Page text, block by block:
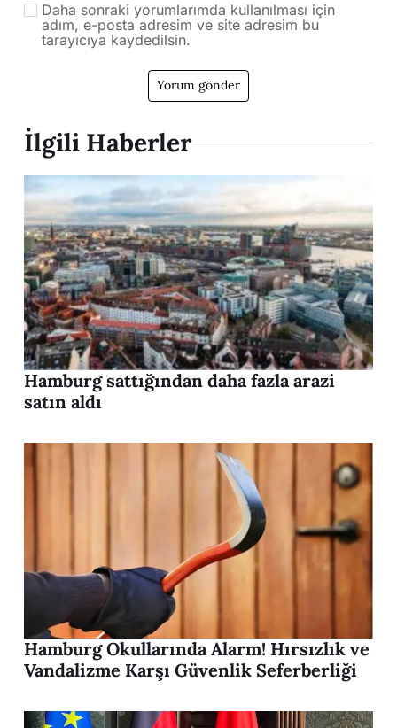
Daha sonraki yorumlarımda kullanılması için
adım, e-posta adresim ve site adresim bu
tarayıcıya kaydedilsin.
İlgili Haberler
Hamburg sattığından daha fazla arazi
satın aldı
Hamburg Okullarında Alarm! Hırsızlık ve
Vandalizme Karşı Güvenlik Seferberliği